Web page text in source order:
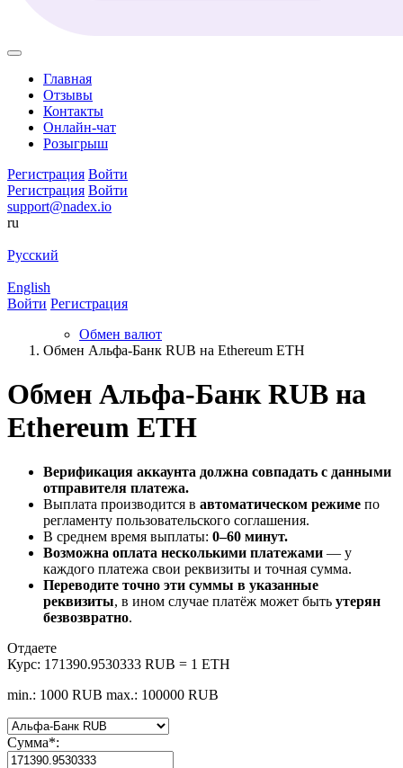
Главная
Отзывы
Контакты
Онлайн-чат
Розыгрыш
Регистрация Войти
Регистрация Войти
support@nadex.io
ru
Русский
English
Войти Регистрация
Обмен валют
Обмен Альфа-Банк RUB на Ethereum ETH
Обмен Альфа-Банк RUB на
Ethereum ETH
Верификация аккаунта должна совпадать с данными
отправителя платежа.
Выплата производится в автоматическом режиме по
регламенту пользовательского соглашения.
В среднем время выплаты: 0–60 минут.
Возможна оплата несколькими платежами — у
каждого платежа свои реквизиты и точная сумма.
Переводите точно эти суммы в указанные
реквизиты, в ином случае платёж может быть утерян
безвозвратно.
Отдаете
Курс: 171390.9530333 RUB = 1 ETH
min.: 1000 RUB max.: 100000 RUB
Сумма*: